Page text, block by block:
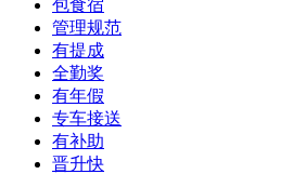
包食宿
管理规范
有提成
全勤奖
有年假
专车接送
有补助
晋升快